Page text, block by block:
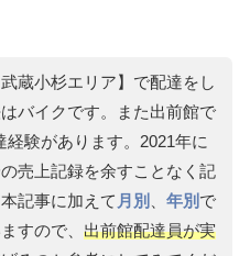
蔵小杉エリア】で配達をし
バイクです。また出前館で
経験があります。2021年に
売上記録を余すことなく記
記事に加えて 月別 年別 で
すので、 出前館配達員が実